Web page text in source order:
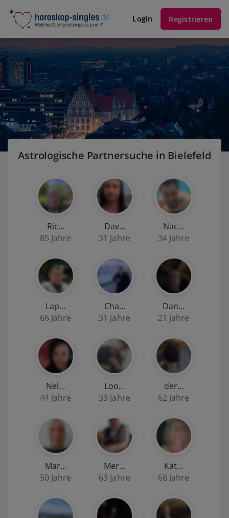
Login Registrieren
Astrologische Partnersuche in Bielefeld
Ric…
85 Jahre
Dav…
31 Jahre
Nac…
34 Jahre
Lap…
66 Jahre
Cha…
31 Jahre
Dan…
21 Jahre
Nel…
44 Jahre
Loo…
33 Jahre
der…
62 Jahre
Mar…
50 Jahre
Mer…
63 Jahre
Kat…
68 Jahre